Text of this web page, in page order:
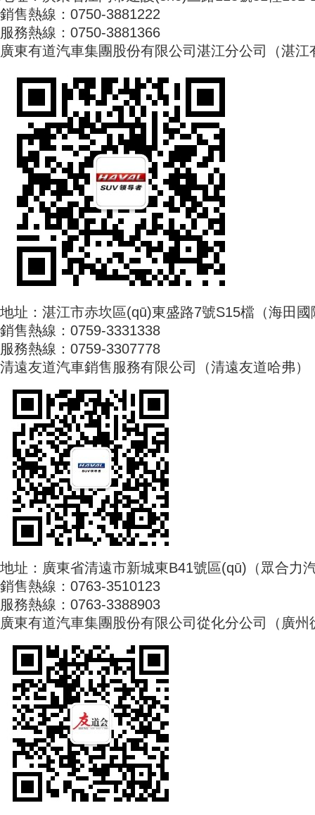
銷售熱線：0750-3881222
服務熱線：0750-3881366
廣東有道汽車集團股份有限公司湛江分公司（湛江
地址：湛江市赤坎區(qū)東盛路7號S15檔（海田國
銷售熱線：0759-3331338
服務熱線：0759-3307778
清遠友道汽車銷售服務有限公司（清遠友道哈弗）
地址：廣東省清遠市新城東B41號區(qū)（眾合力
銷售熱線：0763-3510123
服務熱線：0763-3388903
廣東有道汽車集團股份有限公司從化分公司（廣州